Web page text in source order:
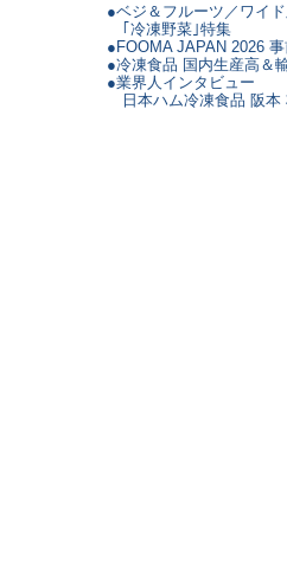
●ベジ＆フルーツ／ワイ
｢冷凍野菜｣特集
●FOOMA JAPAN 2026
●冷凍食品 国内生産高＆
●業界人インタビュー
日本ハム冷凍食品 阪本